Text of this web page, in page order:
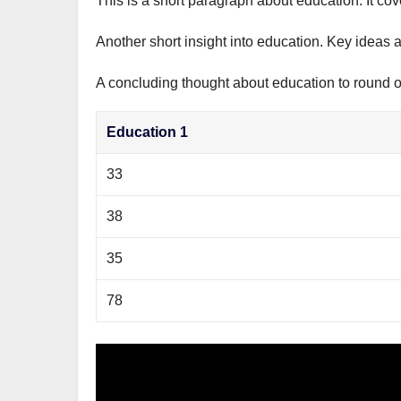
Another short insight into education. Key ideas
A concluding thought about education to round
Education 1
33
38
35
78